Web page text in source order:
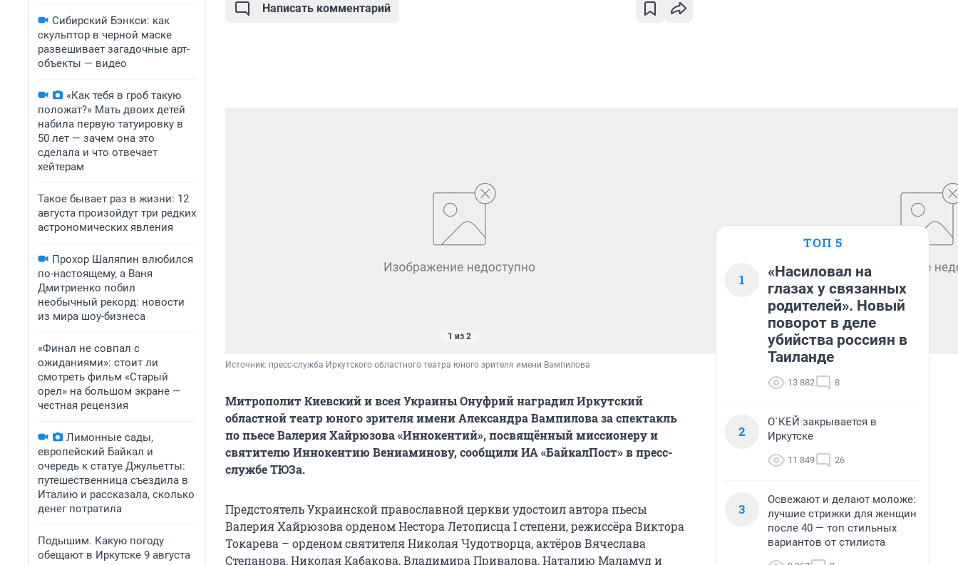
Сибирский Бэнкси: как
скульптор в черной маске
развешивает загадочные арт-
объекты — видео
«Как тебя в гроб такую
положат?» Мать двоих детей
набила первую татуировку в
50 лет — зачем она это
сделала и что отвечает
хейтерам
Такое бывает раз в жизни: 12
августа произойдут три редких
астрономических явления
Прохор Шаляпин влюбился
по-настоящему, а Ваня
Дмитриенко побил
необычный рекорд: новости
из мира шоу-бизнеса
«Финал не совпал с
ожиданиями»: стоит ли
смотреть фильм «Старый
орел» на большом экране —
честная рецензия
Лимонные сады,
европейский Байкал и
очередь к статуе Джульетты:
путешественница съездила в
Италию и рассказала, сколько
денег потратила
Подышим. Какую погоду
обещают в Иркутске 9 августа
Написать комментарий
1 из 2
Источник: пресс-служба Иркутского областного театра юного зрителя имени Вампилова
Митрополит Киевский и всея Украины Онуфрий наградил Иркутский
областной театр юного зрителя имени Александра Вампилова за спектакль
по пьесе Валерия Хайрюзова «Иннокентий», посвящённый миссионеру и
святителю Иннокентию Вениаминову, сообщили ИА «БайкалПост» в пресс-
службе ТЮЗа.
Предстоятель Украинской православной церкви удостоил автора пьесы
Валерия Хайрюзова орденом Нестора Летописца I степени, режиссёра Виктора
Токарева – орденом святителя Николая Чудотворца, актёров Вячеслава
Степанова, Николая Кабакова, Владимира Привалова, Наталию Маламуд и
ТОП 5
1
«Насиловал на
глазах у связанных
родителей». Новый
поворот в деле
убийства россиян в
Таиланде
13 882 8
2
О`КЕЙ закрывается в
Иркутске
11 849 26
3
Освежают и делают моложе:
лучшие стрижки для женщин
после 40 — топ стильных
вариантов от стилиста